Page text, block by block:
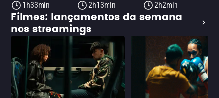
1h33min
2h13min
2h2min
Filmes: lançamentos da semana
nos streamings